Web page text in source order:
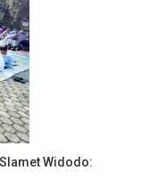
Slamet Widodo: